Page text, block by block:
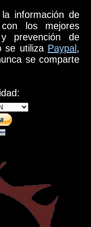
información de
los mejores
prevención de
se utiliza Paypal,
se comparte